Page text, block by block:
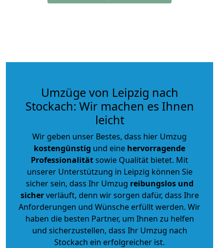
Umzüge von Leipzig nach
Stockach: Wir machen es Ihnen
leicht
Wir geben unser Bestes, dass hier Umzug
kostengünstig und eine hervorragende
Professionalitätsowie Qualität bietet. Mit
unserer Unterstützung in Leipzig können Sie
sicher sein, dass Ihr Umzug reibungslos und
sicherverläuft, denn wir sorgen dafür, dass Ihre
Anforderungen und Wünsche erfüllt werden. Wir
haben die besten Partner, um Ihnen zu helfen
und sicherzustellen, dass Ihr Umzug nach
Stockach ein erfolgreicher ist.